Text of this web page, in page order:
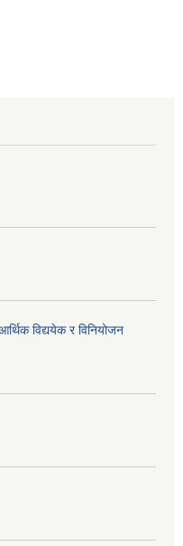
विद्ययेक र विनियोजन